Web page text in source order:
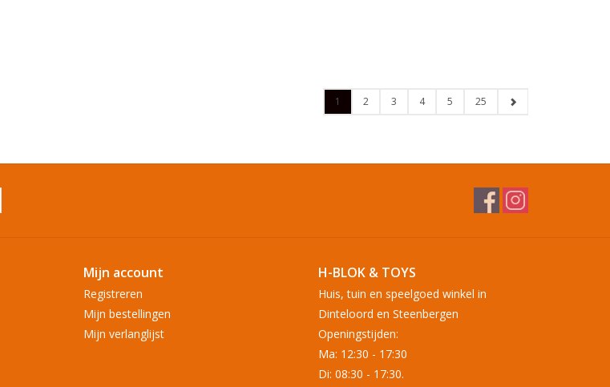
1 2 3 4 5 25
Mijn account
Registreren
Mijn bestellingen
Mijn verlanglijst
H-BLOK & TOYS
Huis, tuin en speelgoed winkel in
Dinteloord en Steenbergen
Openingstijden:
Ma: 12:30 - 17:30
Di: 08:30 - 17:30.